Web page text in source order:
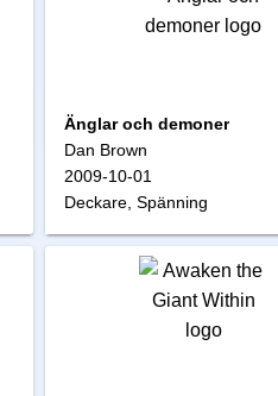
Änglar och demoner
Dan Brown
2009-10-01
Deckare, Spänning